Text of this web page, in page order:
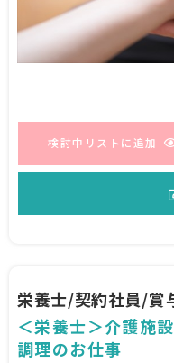
検討中リストに追加
栄養士/契約社員/賞
＜栄養士＞介護施
調理のお仕事